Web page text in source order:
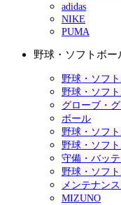
adidas
NIKE
PUMA
野球・ソフトボー
野球・ソフ
野球・ソフ
グローブ・
ボール
野球・ソフ
野球・ソフ
守備・バッ
野球・ソフ
メンテナン
MIZUNO